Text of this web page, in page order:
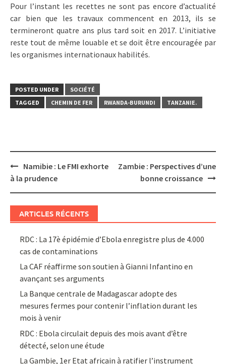
Pour l’instant les recettes ne sont pas encore d’actualité
car bien que les travaux commencent en 2013, ils se
termineront quatre ans plus tard soit en 2017. L’initiative
reste tout de même louable et se doit être encouragée par
les organismes internationaux habilités.
POSTED UNDER
SOCIÉTÉ
TAGGED
CHEMIN DE FER RWANDA-BURUNDI TANZANIE.
Post
navigation
Namibie : Le FMI exhorte
à la prudence
Zambie : Perspectives d’une
bonne croissance
ARTICLES RÉCENTS
RDC : La 17è épidémie d’Ebola enregistre plus de 4.000
cas de contaminations
La CAF réaffirme son soutien à Gianni Infantino en
avançant ses arguments
La Banque centrale de Madagascar adopte des
mesures fermes pour contenir l’inflation durant les
mois à venir
RDC : Ebola circulait depuis des mois avant d’être
détecté, selon une étude
La Gambie, 1er Etat africain à ratifier l’instrument